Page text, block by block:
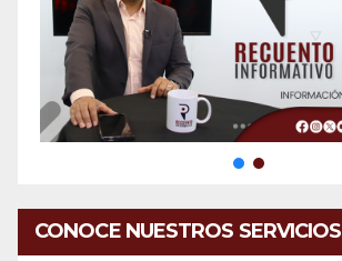
CONOCE NUESTROS SERVICIOS